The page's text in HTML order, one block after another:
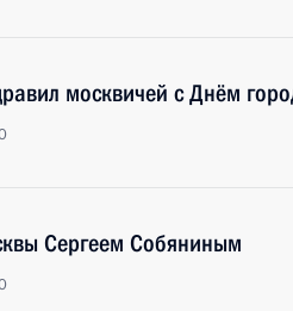
москвичей с Днём
Сергеем Собяниным